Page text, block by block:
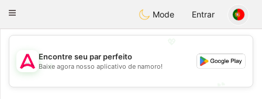
Tantôt
Toggle
Mode Entrar
💖
💕
Encontre seu par perfeito
Baixe agora nosso aplicativo de namoro!